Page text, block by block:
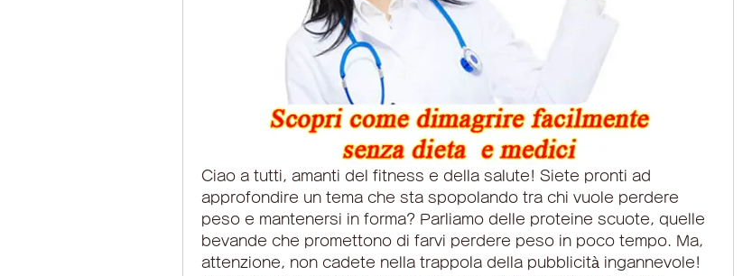
Ciao a tutti, amanti del fitness e della salute! Siete pronti ad
approfondire un tema che sta spopolando tra chi vuole perdere
peso e mantenersi in forma? Parliamo delle proteine ​​scuote, quelle
bevande che promettono di farvi perdere peso in poco tempo. Ma,
attenzione, non cadete nella trappola della pubblicità ingannevole!